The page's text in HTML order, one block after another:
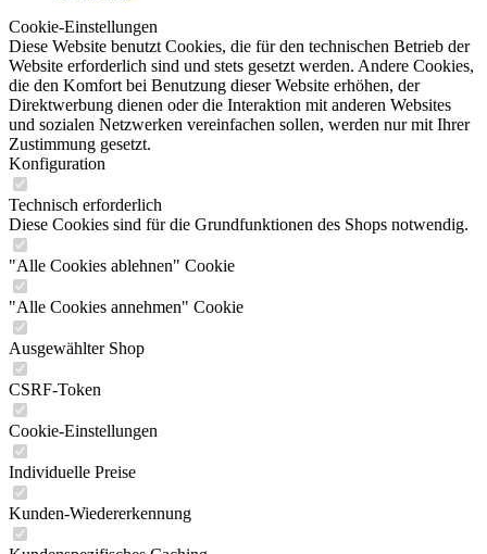
Cookie-Einstellungen
Diese Website benutzt Cookies, die für den technischen Betrieb der
Website erforderlich sind und stets gesetzt werden. Andere Cookies,
die den Komfort bei Benutzung dieser Website erhöhen, der
Direktwerbung dienen oder die Interaktion mit anderen Websites
und sozialen Netzwerken vereinfachen sollen, werden nur mit Ihrer
Zustimmung gesetzt.
Konfiguration
Technisch erforderlich
Diese Cookies sind für die Grundfunktionen des Shops notwendig.
"Alle Cookies ablehnen" Cookie
"Alle Cookies annehmen" Cookie
Ausgewählter Shop
CSRF-Token
Cookie-Einstellungen
Individuelle Preise
Kunden-Wiedererkennung